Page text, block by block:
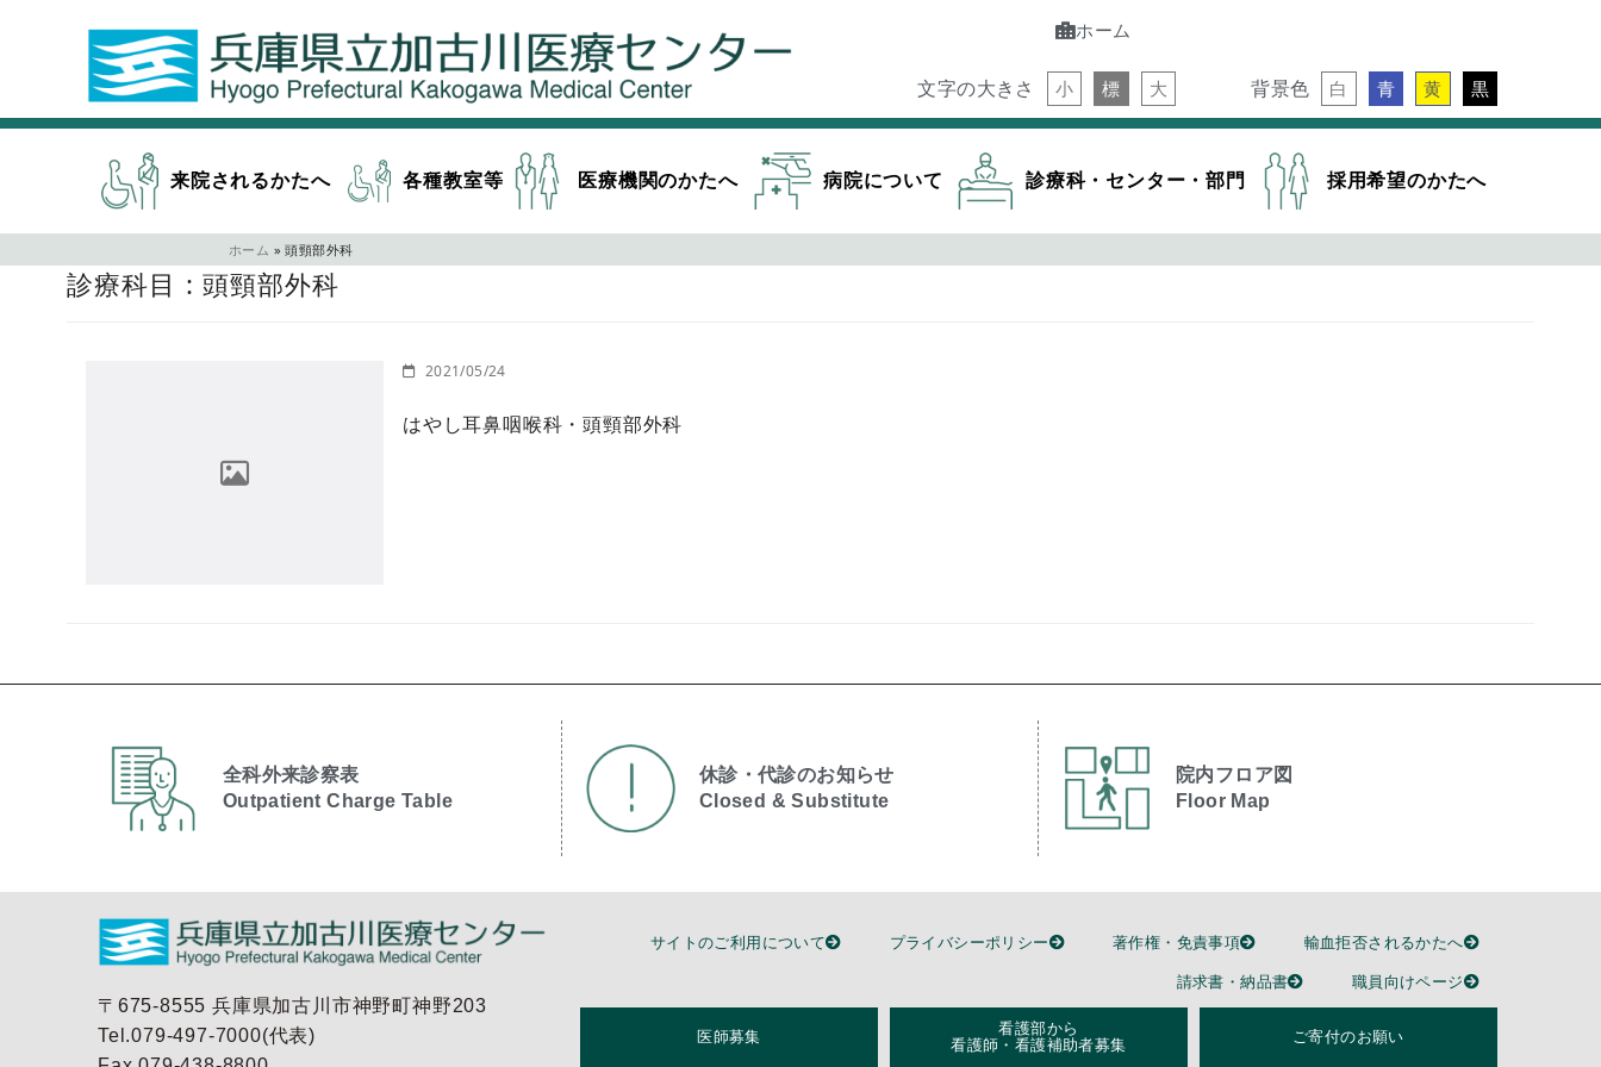
ホーム
文字の大きさ 小 標 大 背景色 白 青 黄 黒
来院されるかたへ 各種教室等 医療機関のかたへ 病院について 診療科・センター・部門 採用希望のかたへ
ホーム » 頭頸部外科
診療科目 : 頭頸部外科
2021/05/24
はやし耳鼻咽喉科・頭頸部外科
全科外来診察表
Outpatient Charge Table​
休診・代診のお知らせ
Closed & Substitute​
院内フロア図
Floor Map
〒675-8555 兵庫県加古川市神野町神野203
Tel.079-497-7000(代表)
サイトのご利用について プライバシーポリシー 著作権・免責事項 輸血拒否されるかたへ
請求書・納品書 職員向けページ
医師募集
看護部から
看護師・看護補助者募集
ご寄付のお願い